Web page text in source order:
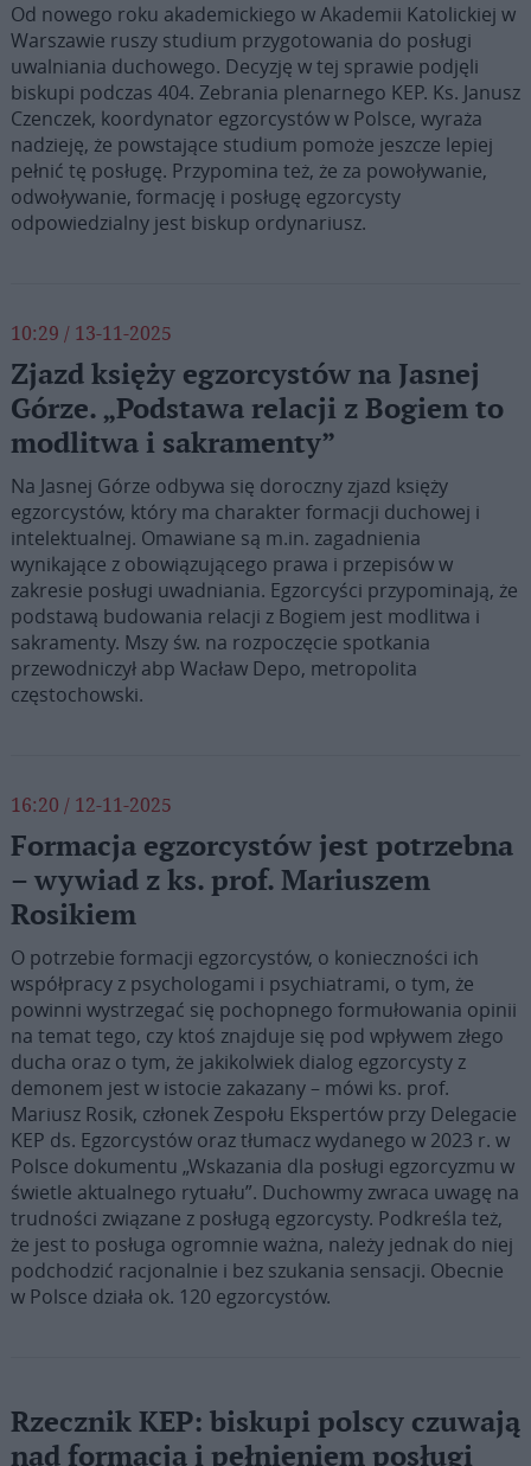
Od nowego roku akademickiego w Akademii Katolickiej w
Warszawie ruszy studium przygotowania do posługi
uwalniania duchowego. Decyzję w tej sprawie podjęli
biskupi podczas 404. Zebrania plenarnego KEP. Ks. Janusz
Czenczek, koordynator egzorcystów w Polsce, wyraża
nadzieję, że powstające studium pomoże jeszcze lepiej
pełnić tę posługę. Przypomina też, że za powoływanie,
odwoływanie, formację i posługę egzorcysty
odpowiedzialny jest biskup ordynariusz.
10:29 / 13-11-2025
Zjazd księży egzorcystów na Jasnej
Górze. „Podstawa relacji z Bogiem to
modlitwa i sakramenty”
Na Jasnej Górze odbywa się doroczny zjazd księży
egzorcystów, który ma charakter formacji duchowej i
intelektualnej. Omawiane są m.in. zagadnienia
wynikające z obowiązującego prawa i przepisów w
zakresie posługi uwadniania. Egzorcyści przypominają, że
podstawą budowania relacji z Bogiem jest modlitwa i
sakramenty. Mszy św. na rozpoczęcie spotkania
przewodniczył abp Wacław Depo, metropolita
częstochowski.
16:20 / 12-11-2025
Formacja egzorcystów jest potrzebna
– wywiad z ks. prof. Mariuszem
Rosikiem
O potrzebie formacji egzorcystów, o konieczności ich
współpracy z psychologami i psychiatrami, o tym, że
powinni wystrzegać się pochopnego formułowania opinii
na temat tego, czy ktoś znajduje się pod wpływem złego
ducha oraz o tym, że jakikolwiek dialog egzorcysty z
demonem jest w istocie zakazany – mówi ks. prof.
Mariusz Rosik, członek Zespołu Ekspertów przy Delegacie
KEP ds. Egzorcystów oraz tłumacz wydanego w 2023 r. w
Polsce dokumentu „Wskazania dla posługi egzorcyzmu w
świetle aktualnego rytuału”. Duchowmy zwraca uwagę na
trudności związane z posługą egzorcysty. Podkreśla też,
że jest to posługa ogromnie ważna, należy jednak do niej
podchodzić racjonalnie i bez szukania sensacji. Obecnie
w Polsce działa ok. 120 egzorcystów.
Rzecznik KEP: biskupi polscy czuwają
nad formacją i pełnieniem posługi